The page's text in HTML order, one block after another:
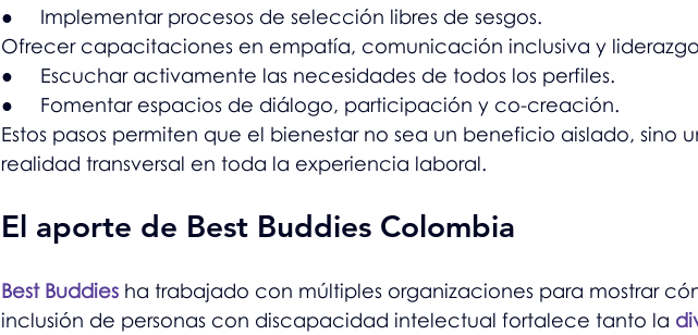
●     Implementar procesos de selección libres de sesgos.
Ofrecer capacitaciones en empatía, comunicación inclusiva y
●     Escuchar activamente las necesidades de todos los perfiles.
●     Fomentar espacios de diálogo, participación y co-creación.
Estos pasos permiten que el bienestar no sea un beneficio aislado, sino
realidad transversal en toda la experiencia laboral.
El aporte de Best Buddies Colombia
Best Buddies ha trabajado con múltiples organizaciones para mostrar
inclusión de personas con discapacidad intelectual fortalece tanto la